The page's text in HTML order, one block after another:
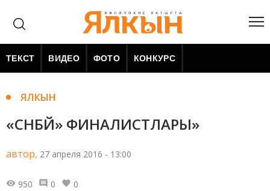
ТЕКСТ ВИДЕО ФОТО КОНКУРС
ЯЛКЫН
«СНБЙ» ФИНАЛИСТЛАРЫ»
автор, 27 апреля 2016 - 13:00
950 0 0